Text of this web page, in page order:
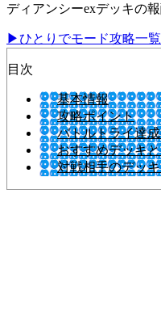
ディアンシーexデッキの
▶ひとりでモード攻略一覧
目次
基本情報
攻略ポイント
バトルトライ達
おすすめデッキ
対戦相手のデッ